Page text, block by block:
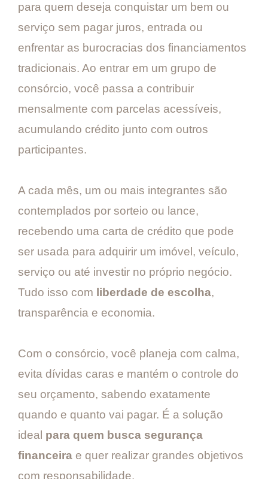
para quem deseja conquistar um bem ou
serviço sem pagar juros, entrada ou
enfrentar as burocracias dos financiamentos
tradicionais. Ao entrar em um grupo de
consórcio, você passa a contribuir
mensalmente com parcelas acessíveis,
acumulando crédito junto com outros
participantes.
A cada mês, um ou mais integrantes são
contemplados por sorteio ou lance,
recebendo uma carta de crédito que pode
ser usada para adquirir um imóvel, veículo,
serviço ou até investir no próprio negócio.
Tudo isso com liberdade de escolha,
transparência e economia.
Com o consórcio, você planeja com calma,
evita dívidas caras e mantém o controle do
seu orçamento, sabendo exatamente
quando e quanto vai pagar. É a solução
ideal para quem busca segurança
financeira e quer realizar grandes objetivos
com responsabilidade.